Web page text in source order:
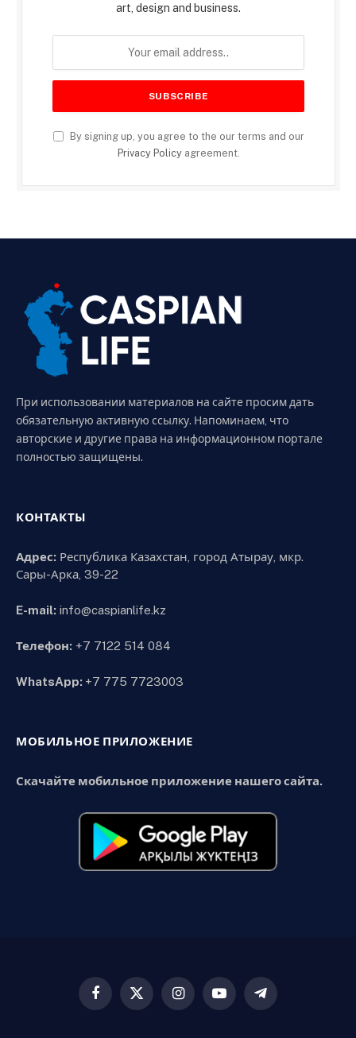
art, design and business.
By signing up, you agree to the our terms and our
Privacy Policyagreement.
При использовании материалов на сайте просим дать
обязательную активную ссылку. Напоминаем, что
авторские и другие права на информационном портале
полностью защищены.
КОНТАКТЫ
Адрес: Республика Казахстан, город Атырау, мкр.
Сары-Арка, 39-22
E-mail: info@caspianlife.kz
Телефон: +7 7122 514 084
WhatsApp: +7 775 7723003
МОБИЛЬНОЕ ПРИЛОЖЕНИЕ
Скачайте мобильное приложение нашего сайта.
Facebook
X
InstagramYouTubeTelegram